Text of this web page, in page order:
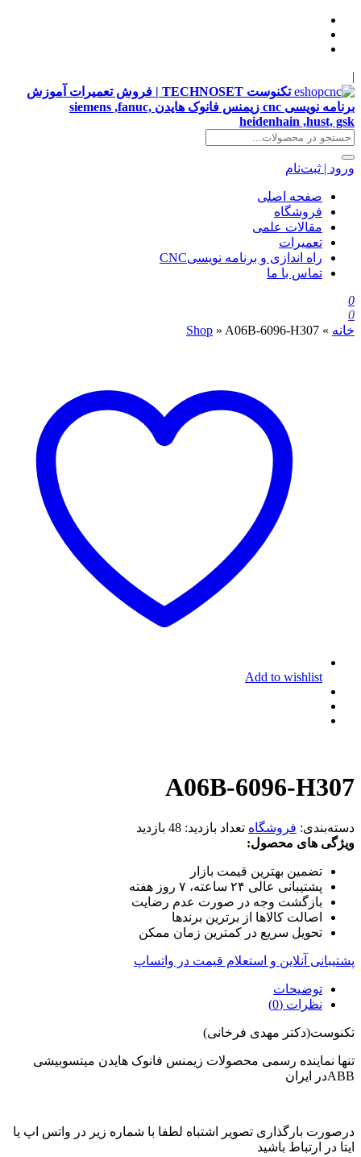
|
تکنوست TECHNOSET | فروش تعمیرات آموزش
برنامه نویسی cnc زیمنس فانوک هایدن siemens ,fanuc,
heidenhain ,hust, gsk
ورود | ثبت‌نام
صفحه اصلی
فروشگاه
مقالات علمی
تعمیرات
راه اندازی و برنامه نویسیCNC
تماس با ما
0
0
خانه »
Shop » A06B-6096-H307
Add to wishlist
A06B-6096-H307
دسته‌بندی: فروشگاه تعداد بازدید: 48 بازدید
ویژگی های محصول:
تضمین بهترین قیمت بازار
پشتیبانی عالی ۲۴ ساعته، ۷ روز هفته
بازگشت وجه در صورت عدم رضایت
اصالت کالاها از برترین برندها
تحویل سریع در کمترین زمان ممکن
پشتیبانی آنلاین و استعلام قیمت در واتساپ
توضیحات
نظرات (0)
تکنوست(دکتر مهدی فرخانی)
تنها نماینده رسمی محصولات زیمنس فانوک هایدن میتسوبیشی
ABBدر ایران
درصورت بارگذاری تصویر اشتباه لطفا با شماره زیر در واتس اپ یا
ایتا در ارتباط باشید